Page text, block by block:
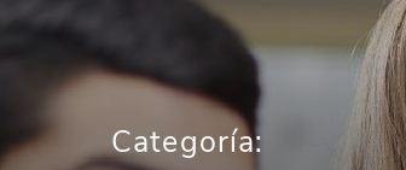
Categoría: